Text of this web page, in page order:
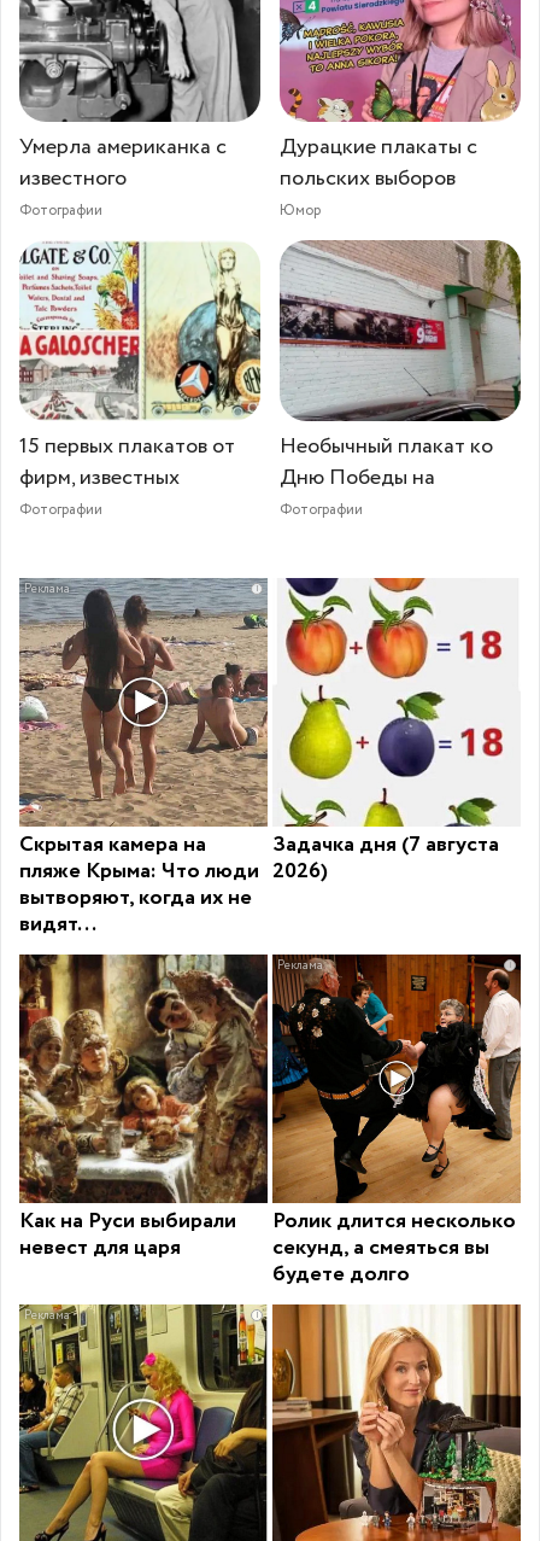
Умерла американка с
известного
Фотографии
Дурацкие плакаты с
польских выборов
Юмор
15 первых плакатов от
фирм, известных
Фотографии
Необычный плакат ко
Дню Победы на
Фотографии
i
Скрытая камера на
пляже Крыма: Что люди
вытворяют, когда их не
видят...
Задачка дня (7 августа
2026)
Как на Руси выбирали
невест для царя
i
Ролик длится несколько
секунд, а смеяться вы
будете долго
i